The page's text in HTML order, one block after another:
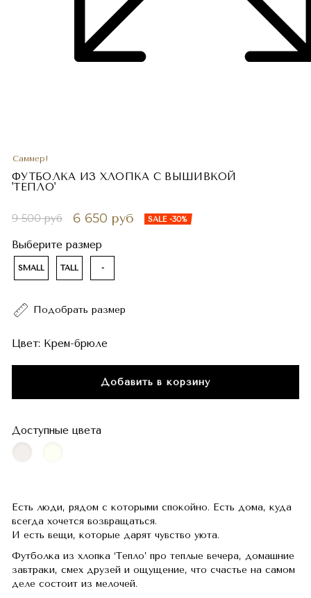
Саммер!
ФУТБОЛКА ИЗ ХЛОПКА С ВЫШИВКОЙ
'ТЕПЛО'
9 500 руб 6 650 руб SALE -30%
Выберите размер
SMALL TALL -
Подобрать размер
Цвет: Крем-брюле
Добавить в корзину
Доступные цвета
Есть люди, рядом с которыми спокойно. Есть дома, куда
всегда хочется возвращаться.
И есть вещи, которые дарят чувство уюта.
Футболка из хлопка ‘Тепло’ про теплые вечера, домашние
завтраки, смех друзей и ощущение, что счастье на самом
деле состоит из мелочей.